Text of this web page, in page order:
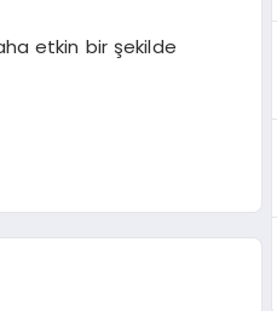
etkin bir şekilde